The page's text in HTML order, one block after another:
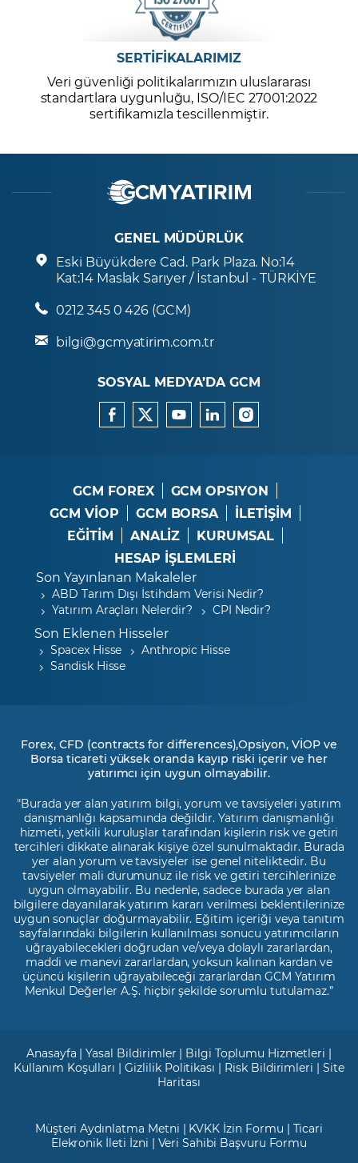
SERTİFİKALARIMIZ
Veri güvenliği politikalarımızın uluslararası
standartlara uygunluğu, ISO/IEC 27001:2022
sertifikamızla tescillenmiştir.
GENEL MÜDÜRLÜK
Eski Büyükdere Cad. Park Plaza. No:14
Kat:14 Maslak Sarıyer / İstanbul - TÜRKİYE
0212 345 0 426 (GCM)
bilgi@gcmyatirim.com.tr
SOSYAL MEDYA’DA GCM
GCM FOREX
GCM OPSIYON
GCM VİOP
GCM BORSA
İLETİŞİM
EĞİTİM
ANALİZ
KURUMSAL
HESAP İŞLEMLERİ
Son Yayınlanan Makaleler
ABD Tarım Dışı İstihdam Verisi Nedir?
Yatırım Araçları Nelerdir?
CPI Nedir?
Son Eklenen Hisseler
Spacex Hisse
Anthropic Hisse
Sandisk Hisse
Forex, CFD (contracts for differences),Opsiyon, VİOP ve
Borsa ticareti yüksek oranda kayıp riski içerir ve her
yatırımcı için uygun olmayabilir.
"Burada yer alan yatırım bilgi, yorum ve tavsiyeleri yatırım
danışmanlığı kapsamında değildir. Yatırım danışmanlığı
hizmeti, yetkili kuruluşlar tarafından kişilerin risk ve getiri
tercihleri dikkate alınarak kişiye özel sunulmaktadır. Burada
yer alan yorum ve tavsiyeler ise genel niteliktedir. Bu
tavsiyeler mali durumunuz ile risk ve getiri tercihlerinize
uygun olmayabilir. Bu nedenle, sadece burada yer alan
bilgilere dayanılarak yatırım kararı verilmesi beklentilerinize
uygun sonuçlar doğurmayabilir. Eğitim içeriği veya tanıtım
sayfalarındaki bilgilerin kullanılması sonucu yatırımcıların
uğrayabilecekleri doğrudan ve/veya dolaylı zararlardan,
maddi ve manevi zararlardan, yoksun kalınan kardan ve
üçüncü kişilerin uğrayabileceği zararlardan GCM Yatırım
Menkul Değerler A.Ş. hiçbir şekilde sorumlu tutulamaz.”
Anasayfa |Yasal Bildirimler | Bilgi Toplumu Hizmetleri |
Kullanım Koşulları |Gizlilik Politikası | Risk Bildirimleri |Site
Haritası
Müşteri Aydınlatma Metni | KVKK İzin Formu | Ticari
Elekronik İleti İzni | Veri Sahibi Başvuru Formu